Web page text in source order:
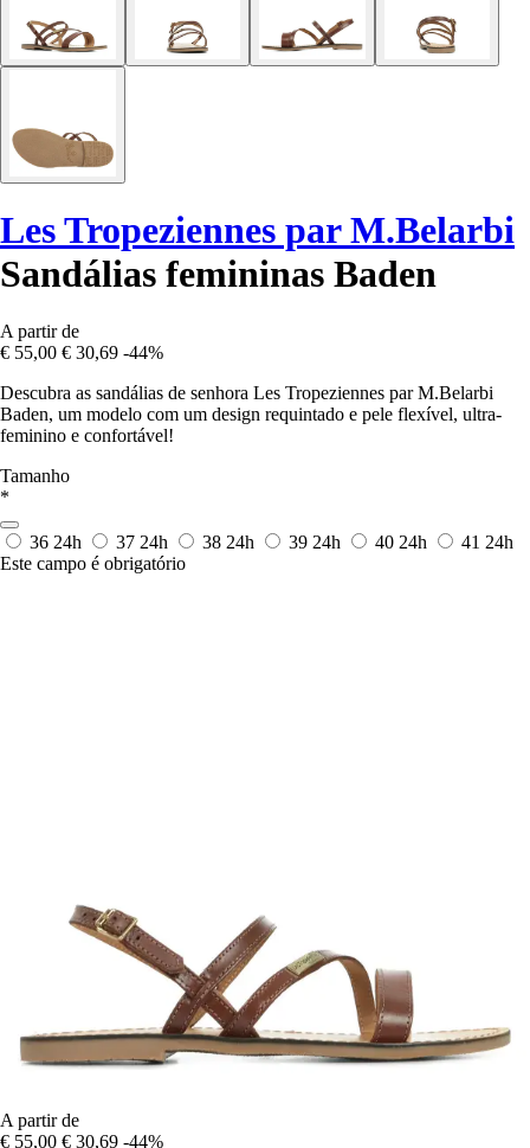
Les Tropeziennes par M.Belarbi
Sandálias femininas Baden
A partir de
€ 55,00 € 30,69 -44%
Descubra as sandálias de senhora Les Tropeziennes par M.Belarbi
Baden, um modelo com um design requintado e pele flexível, ultra-
feminino e confortável!
Tamanho
*
36 24h 37 24h 38 24h 39 24h 40 24h 41 24h
Este campo é obrigatório
A partir de
€ 55,00 € 30,69 -44%